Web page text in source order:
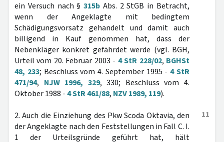
ein Versuch nach §315b Abs. 2 StGB in Betracht,
wenn der Angeklagte mit bedingtem
Schädigungsvorsatz gehandelt und damit auch
billigend in Kauf genommen hat, dass der
Nebenkläger konkret gefährdet werde (vgl. BGH,
Urteil vom 20. Februar 2003 - 4 StR 228/02, BGHSt
48, 233; Beschluss vom 4. September 1995 -4 StR
471/94, NJW 1996, 329, 330; Beschluss vom 4.
Oktober 1988 -4 StR 461/88, NZV 1989, 119).
11
2. Auch die Einziehung des Pkw Scoda Oktavia, den
der Angeklagte nach den Feststellungen in Fall C. I.
1 der Urteilsgründe geführt hat, hält